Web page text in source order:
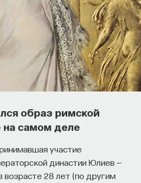
образ римской
на самом деле
участие
династии Юлиев —
возрасте 28 лет (по другим